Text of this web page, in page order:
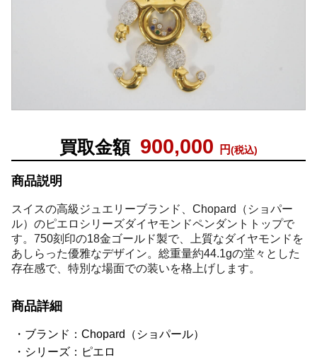
買取金額 900,000 円(税込)
商品説明
スイスの高級ジュエリーブランド、Chopard（ショパー
ル）のピエロシリーズダイヤモンドペンダントトップで
す。750刻印の18金ゴールド製で、上質なダイヤモンドを
あしらった優雅なデザイン。総重量約44.1gの堂々とした
存在感で、特別な場面での装いを格上げします。
商品詳細
ブランド：Chopard（ショパール）
シリーズ：ピエロ